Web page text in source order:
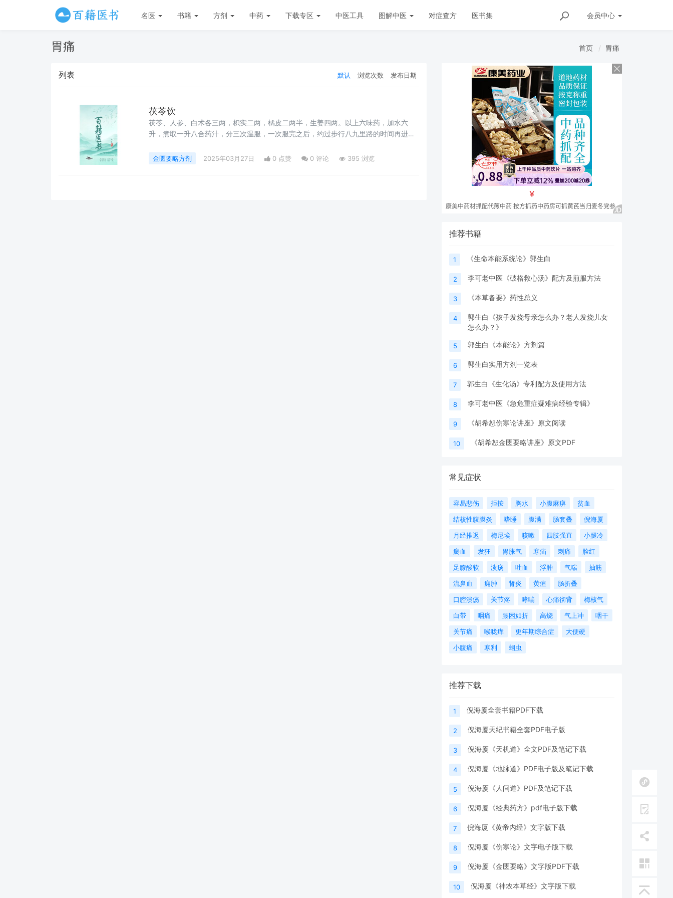
会员中心
名医 书籍 方剂 中药 下载专区 中医工具 图解中医 对症查方 医书集
胃痛 首页 胃痛
列表 默认 浏览次数 发布日期
茯苓饮
茯苓、人参、白术各三两，枳实二两，橘皮二两半，生姜四两。以上六味药，加水六
升，煮取一升八合药汁，分三次温服，一次服完之后，约过步行八九里路的时间再进服
金匮要略方剂 2025年03月27日 0 点赞 0 评论 395 浏览
推荐书籍
1 《生命本能系统论》郭生白
2 李可老中医《破格救心汤》配方及煎服方法
3 《本草备要》药性总义
4
郭生白《孩子发烧母亲怎么办？老人发烧儿女
怎么办？》
5 郭生白《本能论》方剂篇
6 郭生白实用方剂一览表
7 郭生白《生化汤》专利配方及使用方法
8 李可老中医《急危重症疑难病经验专辑》
9 《胡希恕伤寒论讲座》原文阅读
10 《胡希恕金匮要略讲座》原文PDF
常见症状
容易悲伤 拒按 胸水 小腹麻痹
贫血
结核性腹膜炎
嗜睡 腹满 肠套叠
倪海厦
月经推迟
梅尼埃 咳嗽 四肢强直
小腿冷
瘀血
发狂 胃胀气 寒疝 刺痛
脸红
足膝酸软
溃疡 吐血 浮肿 气喘
抽筋
流鼻血
痈肿 肾炎 黄疸
肠折叠
口腔溃疡
关节疼 哮喘 心痛彻背
梅核气
白带
咽痛 腰困如折 高烧 气上冲
咽干
关节痛
喉咙痒 更年期综合症
大便硬
小腹痛
寒利 蛔虫
推荐下载
1 倪海厦全套书籍PDF下载
2 倪海厦天纪书籍全套PDF电子版
3 倪海厦《天机道》全文PDF及笔记下载
4 倪海厦《地脉道》PDF电子版及笔记下载
5 倪海厦《人间道》PDF及笔记下载
6 倪海厦《经典药方》pdf电子版下载
7 倪海厦《黄帝内经》文字版下载
8 倪海厦《伤寒论》文字电子版下载
9 倪海厦《金匮要略》文字版PDF下载
10 倪海厦《神农本草经》文字版下载